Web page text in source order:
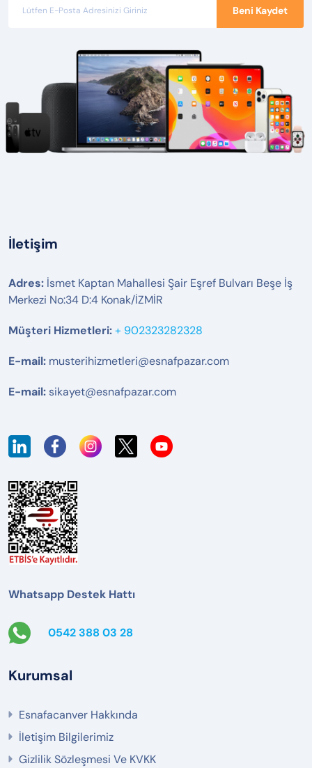
Beni Kaydet
İletişim
Adres: İsmet Kaptan Mahallesi Şair Eşref Bulvarı Beşe İş
Merkezi No:34 D:4 Konak/İZMİR
Müşteri Hizmetleri:+ 902323282328
E-mail: musterihizmetleri@esnafpazar.com
E-mail: sikayet@esnafpazar.com
Whatsapp Destek Hattı
0542 388 03 28
Kurumsal
Esnafacanver Hakkında
İletişim Bilgilerimiz
Gizlilik Sözleşmesi Ve KVKK